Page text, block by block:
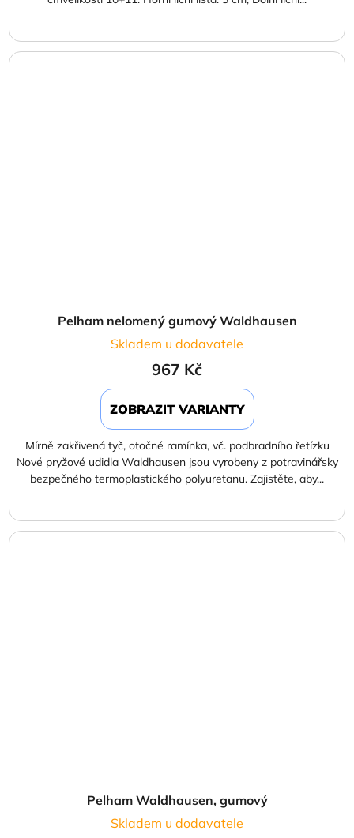
Pelham nelomený gumový Waldhausen
Skladem u dodavatele
967 Kč
ZOBRAZIT VARIANTY
Mírně zakřivená tyč, otočné ramínka, vč. podbradního řetízku
Nové pryžové udidla Waldhausen jsou vyrobeny z potravinářsky
bezpečného termoplastického polyuretanu. Zajistěte, aby...
Pelham Waldhausen, gumový
Skladem u dodavatele